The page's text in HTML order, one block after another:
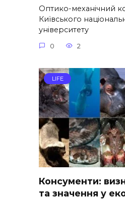
Оптико-механічний
Київського
університету
0 2
LIFE
Консументи:
та значення у